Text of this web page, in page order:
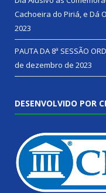
Cachoeira do Piriá, e Dá
2023
PAUTA DA 8ª SESSÃO
de dezembro de 2023
DESENVOLVIDO POR